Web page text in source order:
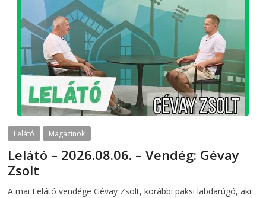
Lelátó Magazinok
Lelátó – 2026.08.06. – Vendég: Gévay
Zsolt
A mai Lelátó vendége Gévay Zsolt, korábbi paksi labdarúgó, aki